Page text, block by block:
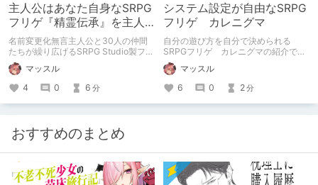
主人公はあなた自身なSRPG
フリゲ『精霊伝承』を主人
公名マッスルに聞いた
名前変更化無言主人公と30人の仲間
たちが繰り広げるSRPG Studio製フリ
ゲ精霊伝承の紹介です。
マッスル
4
0 6 分
システム設定が自由なSRPG
フリゲ カレニグマ
自分の遊び方を自分で決められる
SRPGフリゲ カレニグマの紹介で
す。
マッスル
6
0 2分
おすすめのまとめ